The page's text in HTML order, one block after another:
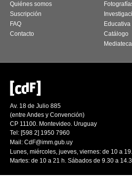
Quiénes somos
Suscripción
FAQ
Contacto
Educativa
Catálogo
Mediateca
Av. 18 de Julio 885
(entre Andes y Convención)
CP 11100. Montevideo. Uruguay
Tel: [598 2] 1950 7960
Mail: CdF@imm.gub.uy
Lunes, miércoles, jueves, viernes: de 10 a
Martes: de 10 a 21 h. Sábados de 9.30 a